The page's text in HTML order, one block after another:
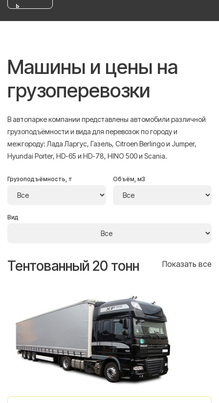
ь
Машины и цены на
грузоперевозки
В автопарке компании представлены автомобили различной
грузоподъёмности и вида для перевозок по городу и
межгороду: Лада Ларгус, Газель, Citroen Berlingo и Jumper,
Hyundai Porter, HD-65 и HD-78, HINO 500 и Scania.
Грузоподъёмность, т Объём, м3
Вид
Тентованный 20 тонн Показать все